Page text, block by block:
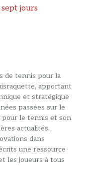
jours
de tennis pour la
apportant
et stratégique
passées sur le
pour le tennis et son
actualités,
dans
une ressource
les joueurs à tous